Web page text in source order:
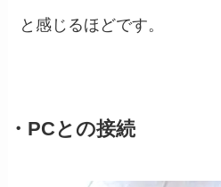
と感じるほどです。
・PCとの接続